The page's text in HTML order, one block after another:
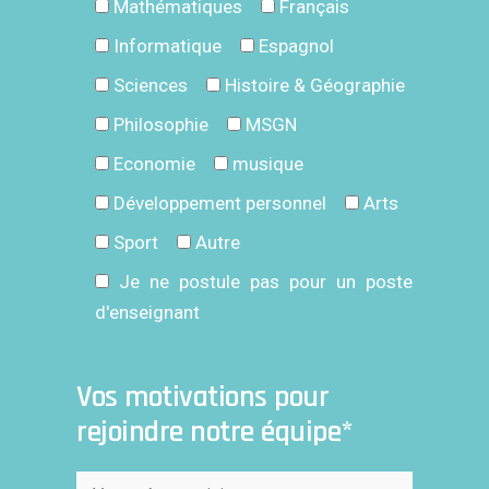
Mathématiques
Français
Informatique
Espagnol
Sciences
Histoire & Géographie
Philosophie
MSGN
Economie
musique
Développement personnel
Arts
Sport
Autre
Je ne postule pas pour un poste
d'enseignant
Vos motivations pour
rejoindre notre équipe*